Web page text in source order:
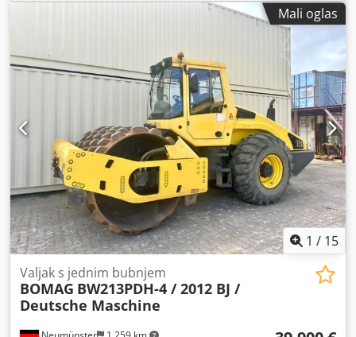
Mali oglas
1 / 15
Valjak s jednim bubnjem
BOMAG BW213PDH-4 / 2012 BJ /
Deutsche Maschine